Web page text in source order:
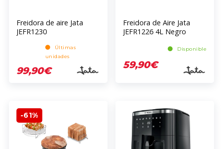
Freidora de aire Jata
JEFR1230
Últimas
unidades
99,90€
Freidora de Aire Jata
JEFR1226 4L Negro
Disponible
59,90€
-61%